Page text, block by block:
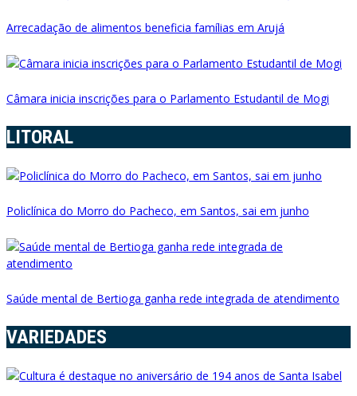
Arrecadação de alimentos beneficia famílias em Arujá
Câmara inicia inscrições para o Parlamento Estudantil de Mogi
LITORAL
Policlínica do Morro do Pacheco, em Santos, sai em junho
Saúde mental de Bertioga ganha rede integrada de atendimento
VARIEDADES